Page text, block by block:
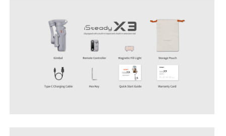
Auto-Tracking Holder